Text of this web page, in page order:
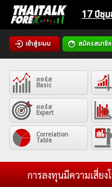
Skip
content
17 ปีชุ
เข้าสู่ระบบ สมัครสมาชิก
Home
News
Articles
VPS Register
คอร์ส
Basic
คอร์ส
Expert
Correlation
Table
การลงทุนมีความเสี่ยงโ